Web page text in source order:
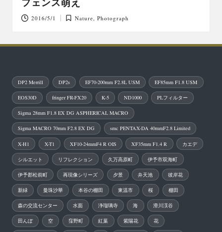
2016/5/1
Posted
Nature ,Photograph
DP2 Merrill DP2s EF70-200mm F2.8L USM EF85mm F1.8 USM
EOS30D fringer FR-FX20 K-5 ND1000 PLフィルター
Sigma 28mm F1.8 EX DG ASPHERICAL MACRO
Sigma MACRO 70mm F2.8 EX DG smc PENTAX-DA 40mmF2.8 Limited
X-H1 X-T1 XF10-24mmF4 R OIS XF35mm F1.4 R カエデ
シルエット リフレクション 久万高原町 伊予市双海町
伊予郡松前町 再現像シリーズ 夕景 弁天池 彼岸花
新緑 曼珠沙華 本谷の棚田 東温市 桜 棚田
森の交流センター 水面 浄瑠璃寺 海 滑川渓谷
田んぼ 空 窪野町 紅葉 紫陽花 花